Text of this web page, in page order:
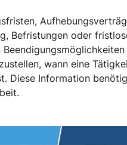
Befristungen oder
wann eine
Diese Information